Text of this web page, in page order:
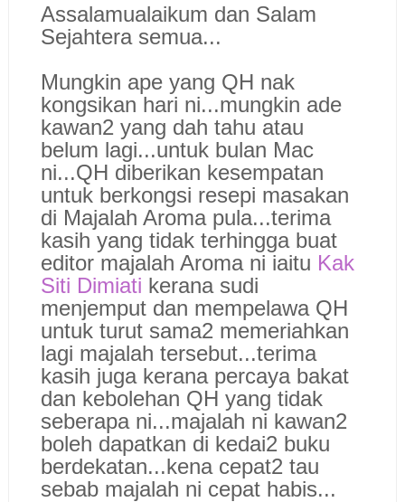
Assalamualaikum dan Salam
Sejahtera semua...
Mungkin ape yang QH nak
kongsikan hari ni...mungkin ade
kawan2 yang dah tahu atau
belum lagi...untuk bulan Mac
ni...QH diberikan kesempatan
untuk berkongsi resepi masakan
di Majalah Aroma pula...terima
kasih yang tidak terhingga buat
editor majalah Aroma ni iaitu Kak
Siti Dimiati kerana sudi
menjemput dan mempelawa QH
untuk turut sama2 memeriahkan
lagi majalah tersebut...terima
kasih juga kerana percaya bakat
dan kebolehan QH yang tidak
seberapa ni...majalah ni kawan2
boleh dapatkan di kedai2 buku
berdekatan...kena cepat2 tau
sebab majalah ni cepat habis...